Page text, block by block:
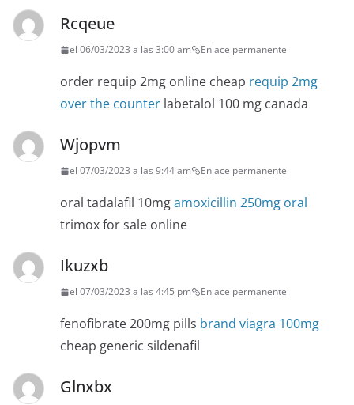
Rcqeue
el 06/03/2023 a las 3:00 am Enlace permanente
order requip 2mg online cheap requip 2mg
over the counter labetalol 100 mg canada
Wjopvm
el 07/03/2023 a las 9:44 am Enlace permanente
oral tadalafil 10mgamoxicillin 250mg oral
trimox for sale online
Ikuzxb
el 07/03/2023 a las 4:45 pm Enlace permanente
fenofibrate 200mg pills brand viagra 100mg
cheap generic sildenafil
Glnxbx